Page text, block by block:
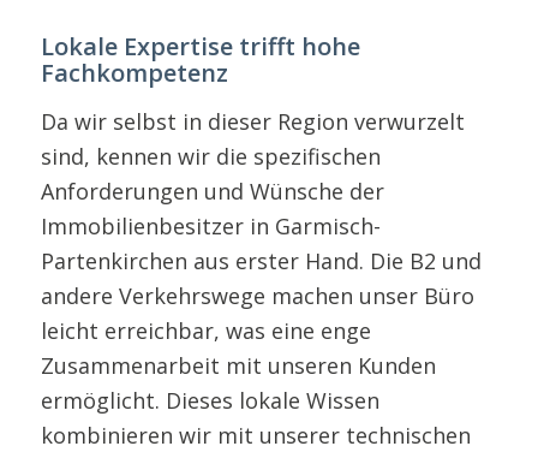
Lokale Expertise trifft hohe
Fachkompetenz
Da wir selbst in dieser Region verwurzelt
sind, kennen wir die spezifischen
Anforderungen und Wünsche der
Immobilienbesitzer in Garmisch-
Partenkirchen aus erster Hand. Die B2 und
andere Verkehrswege machen unser Büro
leicht erreichbar, was eine enge
Zusammenarbeit mit unseren Kunden
ermöglicht. Dieses lokale Wissen
kombinieren wir mit unserer technischen